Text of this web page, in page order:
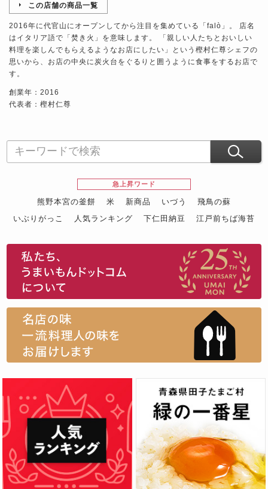
この店舗の商品一覧
2016年に代官山にオープンしてから注目を集めている「falò」。 店名
はイタリア語で「焚き火」を意味します。 「親しい人たちとおいしい
料理を楽しんでもらえるようなお店にしたい」という樫村仁尊シェフの
思いから、お店の中央に炭火台をぐるりと囲うように食事をするお店で
す。
創業年：2016
代表者：樫村仁尊
急上昇ワード
熊野本宮の釜餅 米 新商品 いづう
飛鳥の蘇
いぶりがっこ
人気ランキング 下仁田納豆
江戸前ちば海苔